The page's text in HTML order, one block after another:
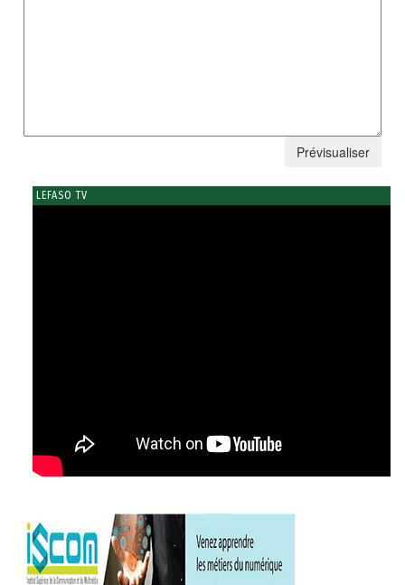
LEFASO TV